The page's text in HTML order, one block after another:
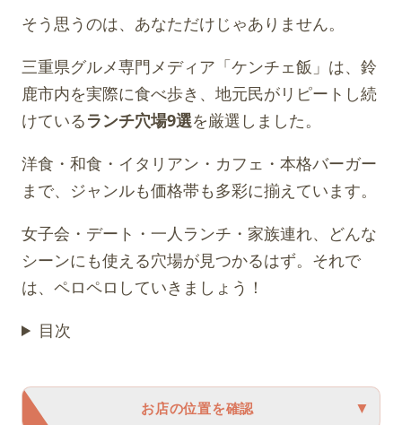
そう思うのは、あなただけじゃありません。
三重県グルメ専門メディア「ケンチェ飯」は、鈴
鹿市内を実際に食べ歩き、地元民がリピートし続
けているランチ穴場9選を厳選しました。
洋食・和食・イタリアン・カフェ・本格バーガー
まで、ジャンルも価格帯も多彩に揃えています。
女子会・デート・一人ランチ・家族連れ、どんな
シーンにも使える穴場が見つかるはず。それで
は、ペロペロしていきましょう！
目次
お店の位置を確認 ▼